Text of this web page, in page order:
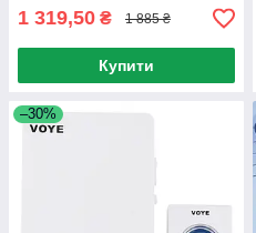
1 319,50 ₴ 1 885 ₴
Купити
–30%